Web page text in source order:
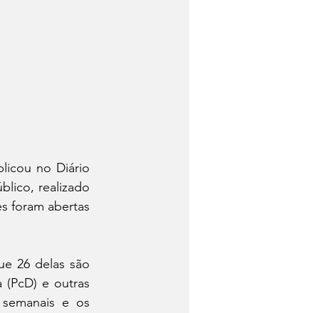
no Diário
realizado
foram abertas
26 delas são
(PcD) e outras
e os